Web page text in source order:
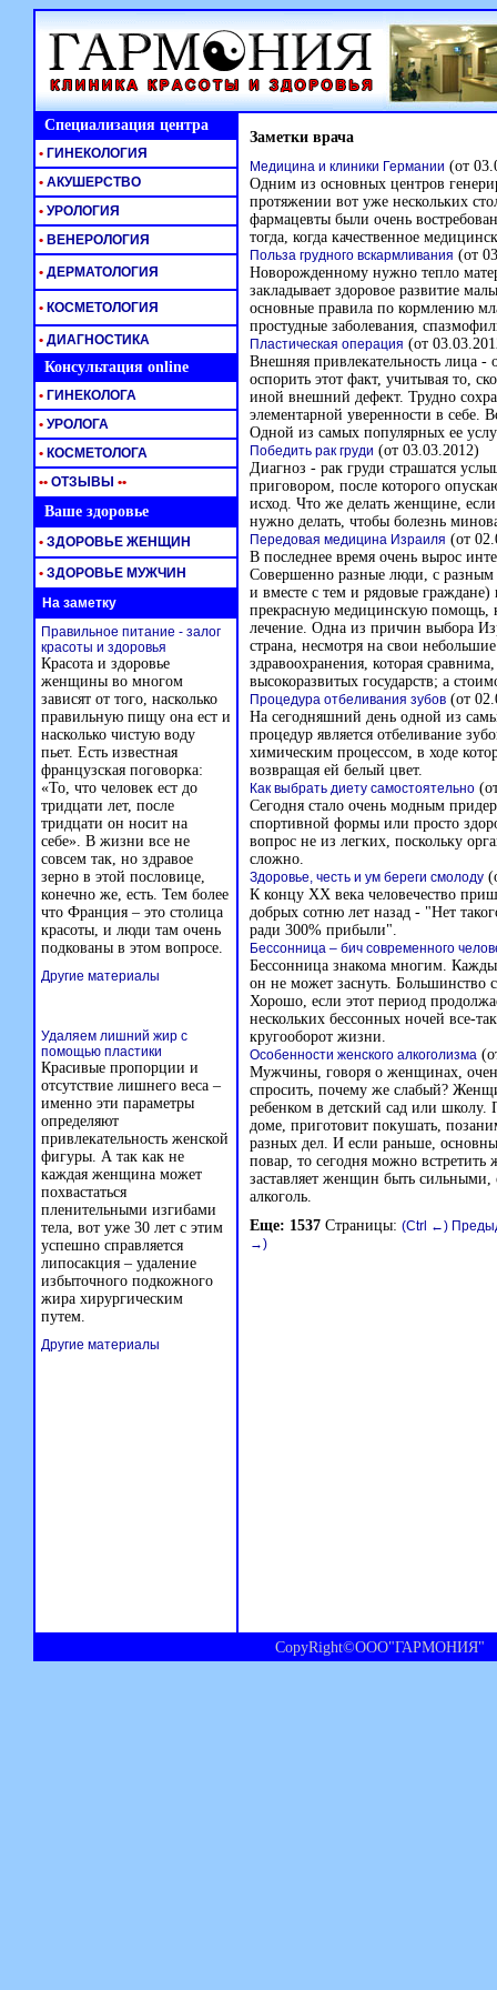
Специализация центра Заметки врача
Медицина и клиники Германии (от
Одним из основных центров
протяжении вот уже нескольких
фармацевты были очень
тогда, когда качественное
Польза грудного вскармливания (от
Новорожденному нужно тепло
закладывает здоровое развитие
основные правила по кормлению
простудные заболевания,
Пластическая операция (от
Внешняя привлекательность лица -
оспорить этот факт, учитывая то,
иной внешний дефект. Трудно
элементарной уверенности в себе.
Одной из самых популярных ее
Победить рак груди (от 03.03.2012)
Диагноз - рак груди страшатся
приговором, после которого
исход. Что же делать женщине,
нужно делать, чтобы болезнь
Передовая медицина Израиля (от
В последнее время очень вырос
Совершенно разные люди, с разным
и вместе с тем и рядовые
прекрасную медицинскую помощь,
лечение. Одна из причин выбора
страна, несмотря на свои
здравоохранения, которая
высокоразвитых государств; а
Процедура отбеливания зубов (от
На сегодняшний день одной из
процедур является отбеливание
химическим процессом, в ходе
возвращая ей белый цвет.
Как выбрать диету самостоятельно
Сегодня стало очень модным
спортивной формы или просто
вопрос не из легких, поскольку
сложно.
Здоровье, честь и ум береги смолоду
К концу ХХ века человечество
добрых сотню лет назад - "Нет
ради 300% прибыли".
Бессонница – бич современного
Бессонница знакома многим.
он не может заснуть. Большинство
Хорошо, если этот период
нескольких бессонных ночей все-
кругооборот жизни.
Особенности женского алкоголизма
Мужчины, говоря о женщинах,
спросить, почему же слабый?
ребенком в детский сад или школу.
доме, приготовит покушать,
разных дел. И если раньше,
повар, то сегодня можно
заставляет женщин быть
алкоголь.
Еще: 1537 Страницы: (Ctrl ←)
→)
• ГИНЕКОЛОГИЯ
• АКУШЕРСТВО
• УРОЛОГИЯ
• ВЕНЕРОЛОГИЯ
• ДЕРМАТОЛОГИЯ
• КОСМЕТОЛОГИЯ
• ДИАГНОСТИКА
Консультация online
• ГИНЕКОЛОГА
• УРОЛОГА
• КОСМЕТОЛОГА
•• ОТЗЫВЫ ••
Ваше здоровье
• ЗДОРОВЬЕ ЖЕНЩИН
• ЗДОРОВЬЕ МУЖЧИН
На заметку
Правильное питание - залог
красоты и здоровья
Красота и здоровье
женщины во многом
зависят от того, насколько
правильную пищу она ест и
насколько чистую воду
пьет. Есть известная
французская поговорка:
«То, что человек ест до
тридцати лет, после
тридцати он носит на
себе». В жизни все не
совсем так, но здравое
зерно в этой пословице,
конечно же, есть. Тем более
что Франция – это столица
красоты, и люди там очень
подкованы в этом вопросе.
Другие материалы
Удаляем лишний жир с
помощью пластики
Красивые пропорции и
отсутствие лишнего веса –
именно эти параметры
определяют
привлекательность женской
фигуры. А так как не
каждая женщина может
похвастаться
пленительными изгибами
тела, вот уже 30 лет с этим
успешно справляется
липосакция – удаление
избыточного подкожного
жира хирургическим
путем.
Другие материалы